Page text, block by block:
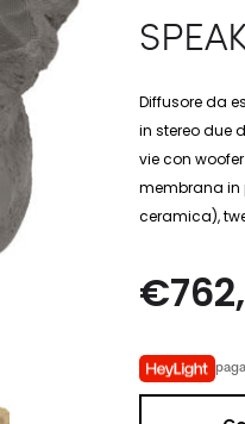
Diffusore da
in stereo due
vie con
membrana in
ceramica),
€